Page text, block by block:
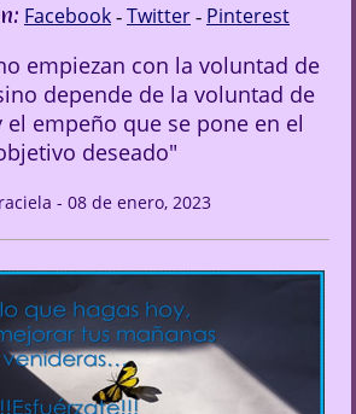
Facebook - Twitter - Pinterest
empiezan con la voluntad de
depende de la voluntad de
empeño que se pone en el
deseado"
- 08 de enero, 2023